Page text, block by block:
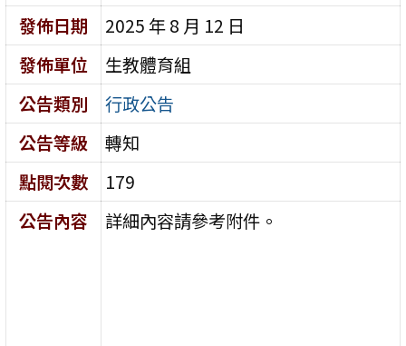
發佈日期
2025 年 8 月 12 日
發佈單位
生教體育組
公告類別
行政公告
公告等級
轉知
點閱次數
179
公告內容
詳細內容請參考附件。